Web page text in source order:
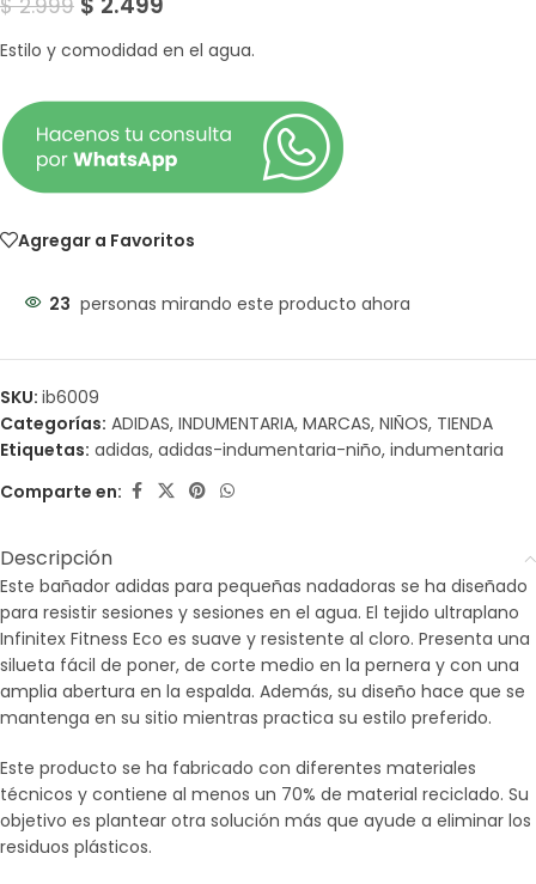
$2.999
Estilo y comodidad en el agua.
Agregar a Favoritos
23 personas mirando este producto ahora
SKU: ib6009
Categorías: ADIDAS, INDUMENTARIA, MARCAS, NIÑOS, TIENDA
Etiquetas: adidas, adidas-indumentaria-niño, indumentaria
Comparte en:
Descripción
Este bañador adidas para pequeñas nadadoras se ha diseñado
para resistir sesiones y sesiones en el agua. El tejido ultraplano
Infinitex Fitness Eco es suave y resistente al cloro. Presenta una
silueta fácil de poner, de corte medio en la pernera y con una
amplia abertura en la espalda. Además, su diseño hace que se
mantenga en su sitio mientras practica su estilo preferido.
Este producto se ha fabricado con diferentes materiales
técnicos y contiene al menos un 70% de material reciclado. Su
objetivo es plantear otra solución más que ayude a eliminar los
residuos plásticos.